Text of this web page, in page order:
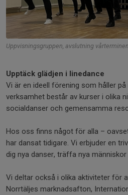
Uppvisningsgruppen, avslutning
Upptäck glädjen i linedance
Vi är en ideell förening som håller
verksamhet består av kurser i olika
socialdanser och gemensamma
Hos oss finns något för alla –
har dansat tidigare. Vi erbjuder en
dig nya danser, träffa nya
Vi deltar också i olika aktiviteter för
Norrtäljes marknadsafton,